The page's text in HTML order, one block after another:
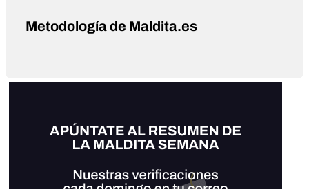
Metodología de Maldita.es